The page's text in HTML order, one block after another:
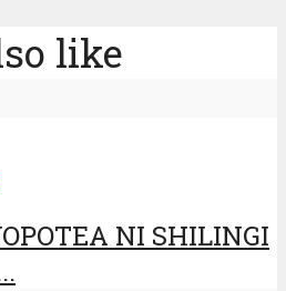
like
NI SHILINGI